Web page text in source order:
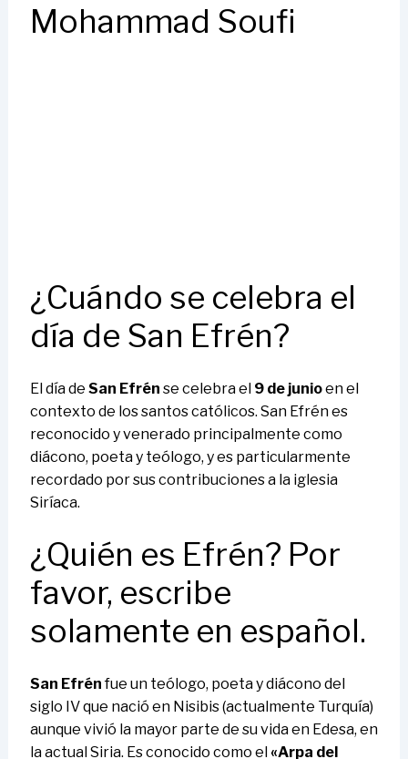
Mohammad Soufi
¿Cuándo se celebra el
día de San Efrén?
El día de San Efrén se celebra el 9 de junioen el
contexto de los santos católicos. San Efrén es
reconocido y venerado principalmente como
diácono, poeta y teólogo, y es particularmente
recordado por sus contribuciones a la iglesia
Siríaca.
¿Quién es Efrén? Por
favor, escribe
solamente en español.
San Efrénfue un teólogo, poeta y diácono del
siglo IV que nació en Nisibis (actualmente Turquía)
aunque vivió la mayor parte de su vida en Edesa, en
la actual Siria. Es conocido como el«Arpa del